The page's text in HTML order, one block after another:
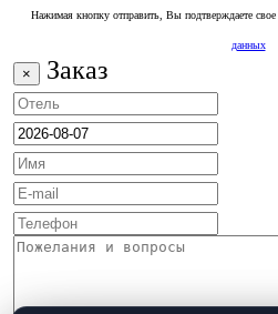
Нажимая кнопку отправить, Вы подтверждаете свое
данных
× Заказ